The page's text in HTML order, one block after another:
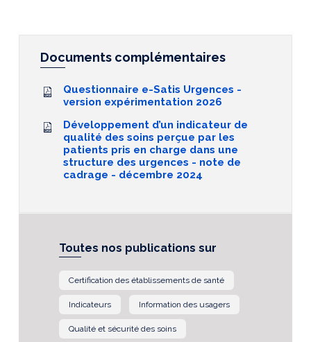
Documents complémentaires
Questionnaire e-Satis Urgences -
version expérimentation 2026
Développement d’un indicateur de
qualité des soins perçue par les
patients pris en charge dans une
structure des urgences - note de
cadrage - décembre 2024
Toutes nos publications sur
Certification des établissements de santé
Indicateurs Information des usagers
Qualité et sécurité des soins